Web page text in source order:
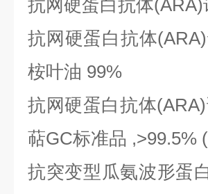
抗网硬蛋白抗体(ARA)
抗网硬蛋白抗体
桉叶油 99%
抗网硬蛋白抗体
萜GC标准品 ,>99.5%
抗突变型瓜氨波形蛋